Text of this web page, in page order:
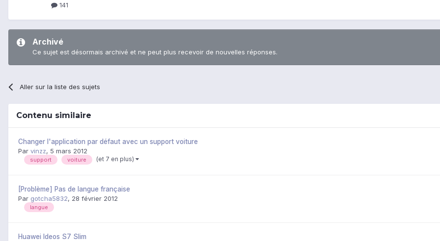
141
Archivé
Ce sujet est désormais archivé et ne peut plus recevoir de nouvelles réponses.
Aller sur la liste des sujets
Contenu similaire
Changer l'application par défaut avec un support voiture
Par vinzz, 5 mars 2012
support voiture (et 7 en plus)
[Problème] Pas de langue française
Par gotcha5832, 28 février 2012
langue
Huawei Ideos S7 Slim